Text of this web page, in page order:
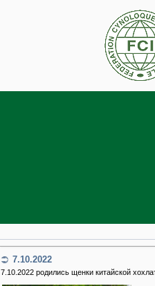
7.10.2022
7.10.2022 родились щенки китайской